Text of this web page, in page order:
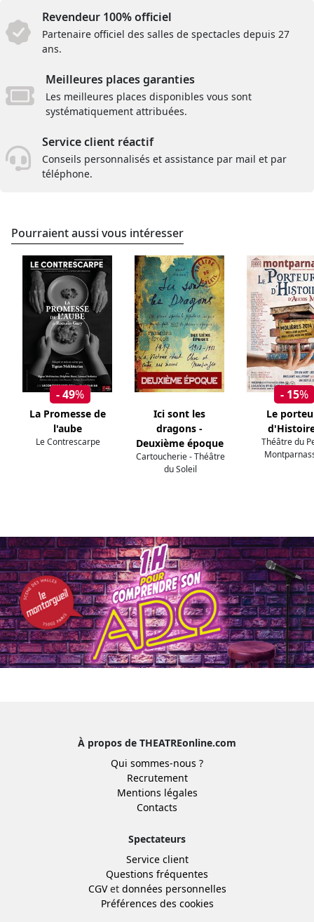
Revendeur 100% officiel
Partenaire officiel des salles de spectacles depuis 27
ans.
Meilleures places garanties
Les meilleures places disponibles vous sont
systématiquement attribuées.
Service client réactif
Conseils personnalisés et assistance par mail et par
téléphone.
Pourraient aussi vous intéresser
- 49%
La Promesse de
l'aube
Le Contrescarpe
Ici sont les
dragons -
Deuxième époque
Cartoucherie - Théâtre
du Soleil
- 15%
Le
Théâtre du
À propos de THEATREonline.com
Qui sommes-nous ?
Recrutement
Mentions légales
Contacts
Spectateurs
Service client
Questions fréquentes
CGVet données personnelles
Préférences des cookies